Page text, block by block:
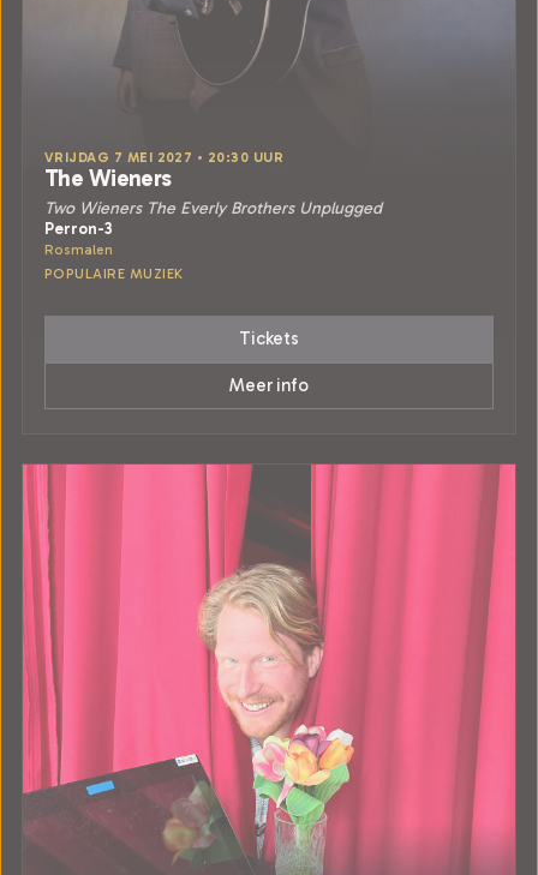
VRIJDAG 7 MEI 2027 • 20:30 UUR
The Wieners
Two Wieners The Everly Brothers Unplugged
Perron-3
Rosmalen
POPULAIRE MUZIEK
Tickets
Meer info